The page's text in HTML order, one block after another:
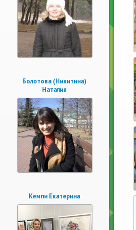
Болотова (Никитина)
Наталия
Кемпи Екатерина